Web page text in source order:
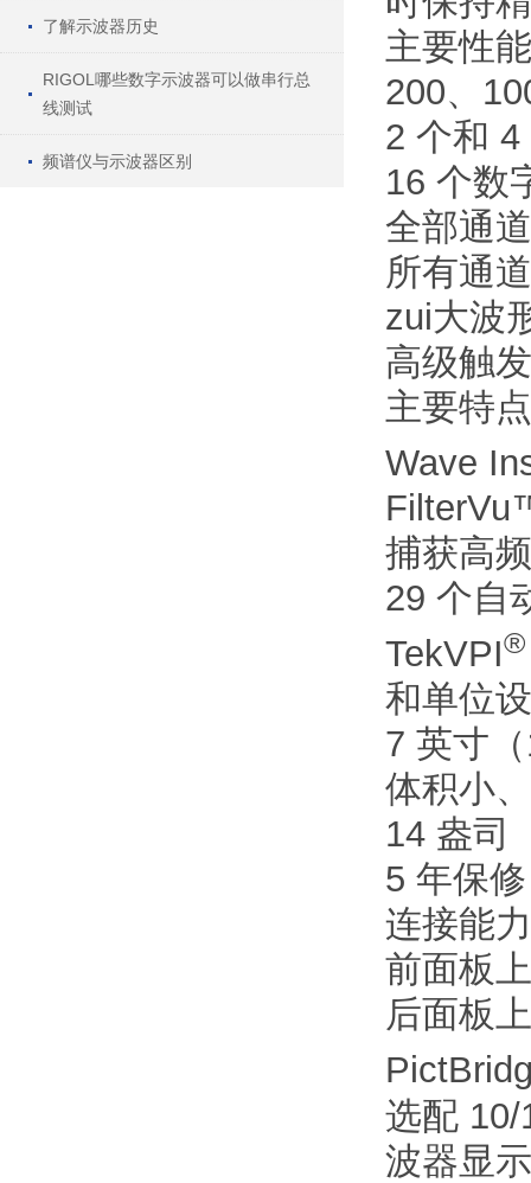
了解示波器历史
RIGOL哪些数字示波器可以做串行总
线测试
频谱仪与示波器区别
主要性
200、
2 个和
16 个数
全部通
所有通
zui大波
高级触
主要特点
Wave
捕获高
29 个自
TekVPI®
和单位
7 英寸
体积小
14 盎司
5 年保修
连接能力
前面板
后面板
选配 10/
波器显